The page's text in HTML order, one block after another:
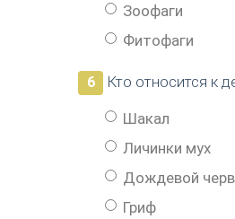
Зоофаги
Фитофаги
6 Кто относится к
Шакал
Личинки мух
Дождевой
Гриф